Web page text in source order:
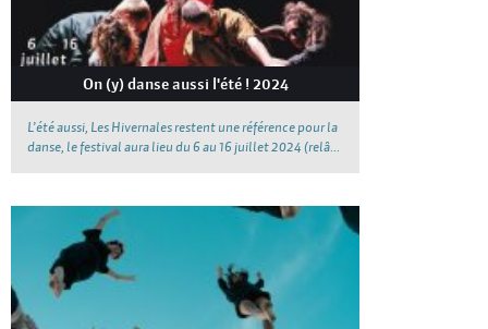
On (y) danse aussi l'été ! 2024
L’été aussi, Les Hivernales restent une référence pour la
danse, le festival aura lieu du 6 au 16 juillet 2024 (relâ...